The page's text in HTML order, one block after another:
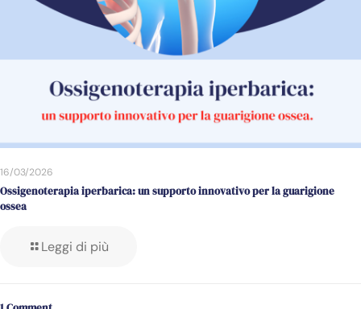
16/03/2026
Ossigenoterapia iperbarica: un supporto innovativo per la guarigione
ossea
Leggi di più